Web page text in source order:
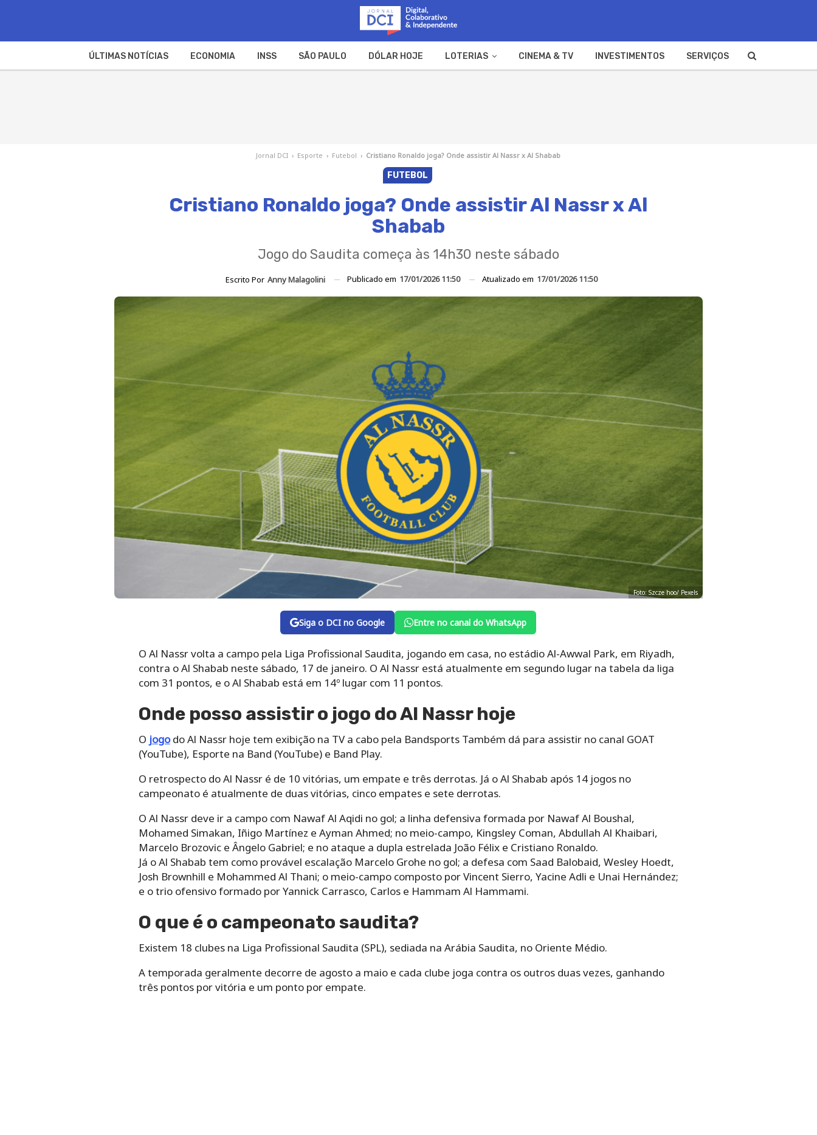
ÚLTIMAS NOTÍCIAS ECONOMIA INSS SÃO PAULO DÓLAR HOJE LOTERIAS CINEMA & TV INVESTIMENTOS SERVIÇOS
Jornal DCI › Esporte › Futebol › Cristiano Ronaldo joga? Onde assistir Al Nassr x Al Shabab
FUTEBOL
Cristiano Ronaldo joga? Onde assistir Al Nassr x Al
Shabab
Jogo do Saudita começa às 14h30 neste sábado
Escrito Por Anny Malagolini Publicado em 17/01/2026 11:50 Atualizado em 17/01/2026 11:50
Foto: Szcze hoo/ Pexels
Siga o DCI no Google Entre no canal do WhatsApp
O Al Nassr volta a campo pela Liga Profissional Saudita, jogando em casa, no estádio Al-Awwal Park, em Riyadh,
contra o Al Shabab neste sábado, 17 de janeiro. O Al Nassr está atualmente em segundo lugar na tabela da liga
com 31 pontos, e o Al Shabab está em 14º lugar com 11 pontos.
Onde posso assistir o jogo do Al Nassr hoje
O jogodo Al Nassr hoje tem exibição na TV a cabo pela Bandsports Também dá para assistir no canal GOAT
(YouTube), Esporte na Band (YouTube) e Band Play.
O retrospecto do Al Nassr é de 10 vitórias, um empate e três derrotas. Já o Al Shabab após 14 jogos no
campeonato é atualmente de duas vitórias, cinco empates e sete derrotas.
O Al Nassr deve ir a campo com Nawaf Al Aqidi no gol; a linha defensiva formada por Nawaf Al Boushal,
Mohamed Simakan, Iñigo Martínez e Ayman Ahmed; no meio-campo, Kingsley Coman, Abdullah Al Khaibari,
Marcelo Brozovic e Ângelo Gabriel; e no ataque a dupla estrelada João Félix e Cristiano Ronaldo.
Já o Al Shabab tem como provável escalação Marcelo Grohe no gol; a defesa com Saad Balobaid, Wesley Hoedt,
Josh Brownhill e Mohammed Al Thani; o meio-campo composto por Vincent Sierro, Yacine Adli e Unai Hernández;
e o trio ofensivo formado por Yannick Carrasco, Carlos e Hammam Al Hammami.
O que é o campeonato saudita?
Existem 18 clubes na Liga Profissional Saudita (SPL), sediada na Arábia Saudita, no Oriente Médio.
A temporada geralmente decorre de agosto a maio e cada clube joga contra os outros duas vezes, ganhando
três pontos por vitória e um ponto por empate.